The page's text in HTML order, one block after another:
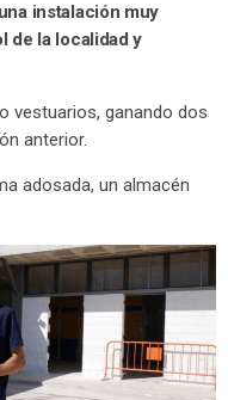
instalación muy
de la localidad y
vestuarios, ganando dos
anterior.
adosada, un almacén